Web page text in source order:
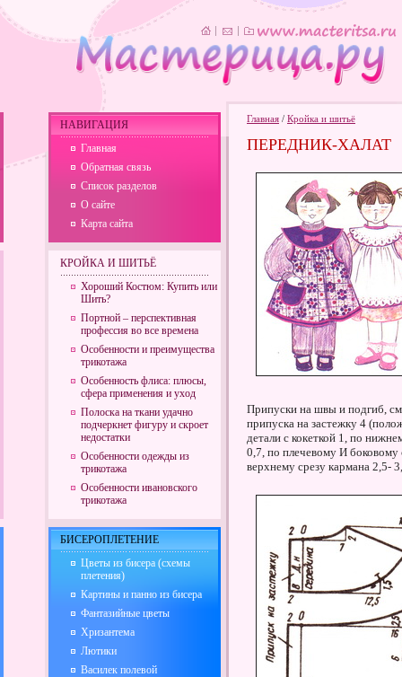
Главная / Кройка и шитьё
ПЕРЕДНИК-ХАЛАТ
Припуски на швы и подгиб,
припуска на застежку 4
детали с кокеткой 1, по
0,7, по плечевому И боковому
верхнему срезу кармана 2,5-
НАВИГАЦИЯ
Главная
Обратная связь
Список разделов
О сайте
Карта сайта
КРОЙКА И ШИТЬЁ
Хороший Костюм: Купить или
Шить?
Портной – перспективная
профессия во все времена
Особенности и преимущества
трикотажа
Особенность флиса: плюсы,
сфера применения и уход
Полоска на ткани удачно
подчеркнет фигуру и скроет
недостатки
Особенности одежды из
трикотажа
Особенности ивановского
трикотажа
БИСЕРОПЛЕТЕНИЕ
Цветы из бисера (схемы
плетения)
Картины и панно из бисера
Фантазийные цветы
Хризантема
Лютики
Василек полевой